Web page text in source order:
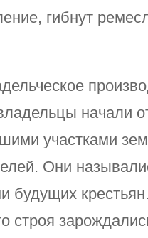
гибнут
начали
участками
Они
будущих
строя